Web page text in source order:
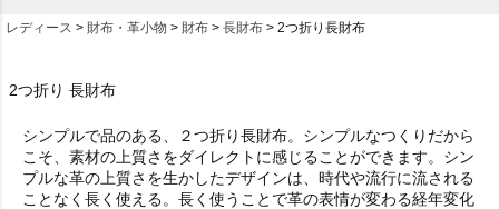
レディース 財布・革小物 財布 長財布 2つ折り長財布
2つ折り 長財布
シンプルで品のある、２つ折り長財布。シンプルなつくりだから
こそ、素材の上質さをダイレクトに感じることができます。シン
プルな革の上質さを生かしたデザインは、時代や流行に流される
ことなく長く使える。長く使うことで革の表情が変わる経年変化